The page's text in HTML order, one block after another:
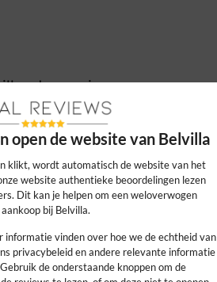
de service en
zorgeloos boeken!
0 0
open de website van Belvilla
klikt, wordt automatisch de website van het
website authentieke beoordelingen lezen
Dit kan je helpen om een weloverwogen
bij Belvilla.
informatie vinden over hoe we de echtheid van
privacybeleid en andere relevante informatie
de onderstaande knoppen om de